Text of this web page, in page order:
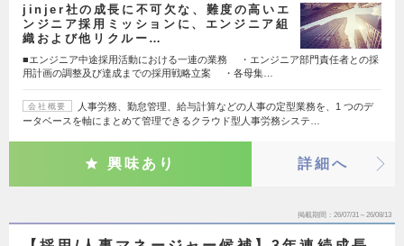
jinjer社の成長に不可欠な、難度の高いエ
ンジニア採用ミッションに、エンジニア組
織および他リクルー…
■エンジニア中途採用活動における一連の業務 ・エンジニア部門責任者との採
用計画の調整及び達成までの採用戦略立案 ・各母集…
会社概要
人事労務、勤怠管理、給与計算などの人事の定型業務を、1 つのデ
ータベースを軸にまとめて管理できるクラウド型人事労務システ…
興味あり 詳細へ
掲載期間 26/07/31～26/08/13